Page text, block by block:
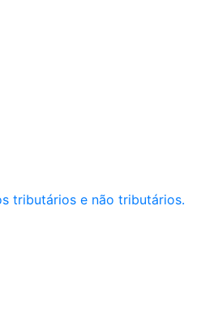
tributários e não tributários.